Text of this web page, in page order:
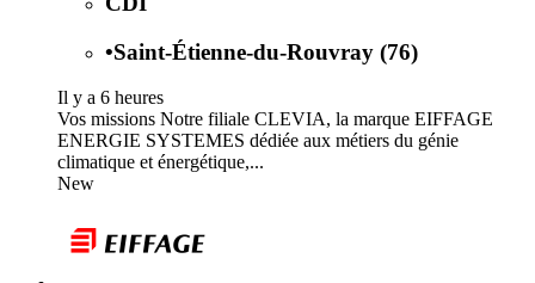
•Saint-Étienne-du-Rouvray (76)
Il y a 6 heures
Vos missions Notre filiale CLEVIA, la marque EIFFAGE
ENERGIE SYSTEMES dédiée aux métiers du génie
climatique et énergétique,...
New